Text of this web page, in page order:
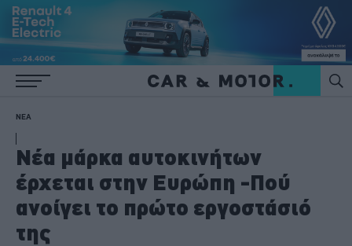
ΝΕΑ
Νέα μάρκα αυτοκινήτων
έρχεται στην Ευρώπη -Πού
ανοίγει το πρώτο εργοστάσιό
της